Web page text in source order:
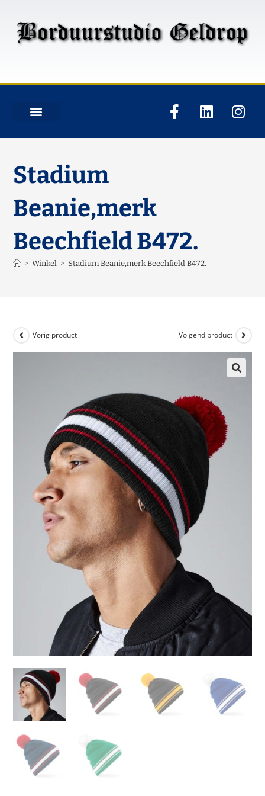
Stadium
Beanie,merk
Beechfield B472.
> Winkel > Stadium Beanie,merk Beechfield B472.
Vorig product Volgend product